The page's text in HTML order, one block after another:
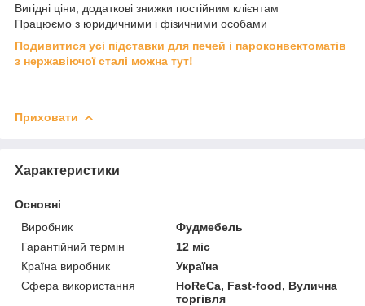
Вигідні ціни, додаткові знижки постійним клієнтам
Працюємо з юридичними і фізичними особами
Подивитися усі підставки для печей і пароконвектоматів
з нержавіючої сталі можна тут!
Приховати
Характеристики
Основні
Виробник
Фудмебель
Гарантійний термін
12 міс
Країна виробник
Україна
Сфера використання
HoReCa, Fast-food, Вулична
торгівля